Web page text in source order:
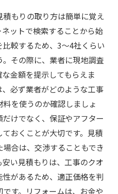
もりの取り方は簡単に覚え
ットで検索することから始
較するため、3〜4社くらい
その際に、業者に現地調査
金額を提示してもらえま
必ず業者がどのような工事
を使うのか確認しましょ
けでなく、保証やアフター
おくことが大切です。見積
合は、交渉することもでき
い見積もりは、工事のクオ
があるため、適正価格を判
す。リフォームは、お金や